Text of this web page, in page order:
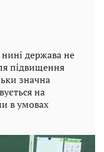
держава не
підвищення
значна
на
в умовах